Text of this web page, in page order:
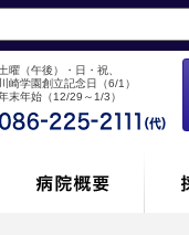
土曜（午後）・日・祝、
川崎学園創立記念日（6/1）
末年始（12/29～1/3）